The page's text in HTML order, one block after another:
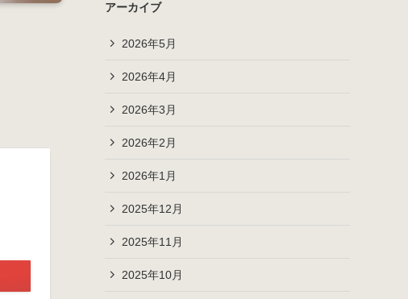
アーカイブ
2026年5月
2026年4月
2026年3月
2026年2月
2026年1月
2025年12月
2025年11月
2025年10月